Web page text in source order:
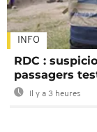
INFO
RDC :
passagers
Il y a 3 heures